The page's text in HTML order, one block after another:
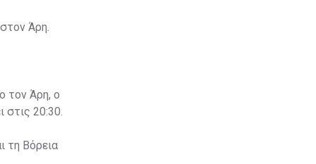
Άρη.
τον Άρη, ο
στις 20:30.
τη Βόρεια